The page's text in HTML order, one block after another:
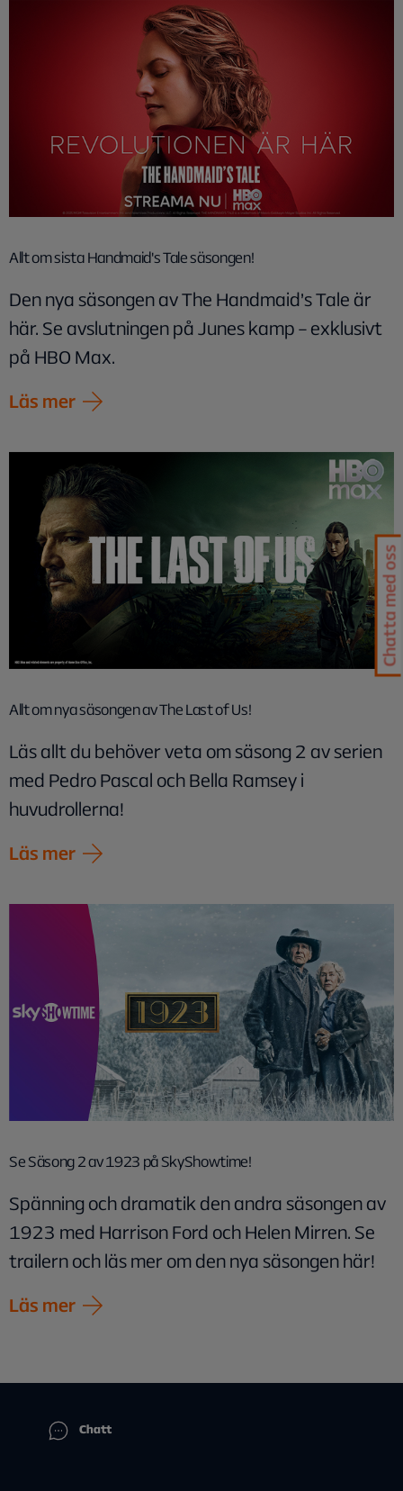
Allt om sista Handmaid's Tale säsongen!
Den nya säsongen av The Handmaid’s Tale är
här. Se avslutningen på Junes kamp – exklusivt
på HBO Max.
Läs mer
Allt om nya säsongen av The Last of Us!
Läs allt du behöver veta om säsong 2 av serien
med Pedro Pascal och Bella Ramsey i
huvudrollerna!
Läs mer
Se Säsong 2 av 1923 på SkyShowtime!
Spänning och dramatik den andra säsongen av
1923 med Harrison Ford och Helen Mirren. Se
trailern och läs mer om den nya säsongen här!
Läs mer
Chatt
Chatta med oss